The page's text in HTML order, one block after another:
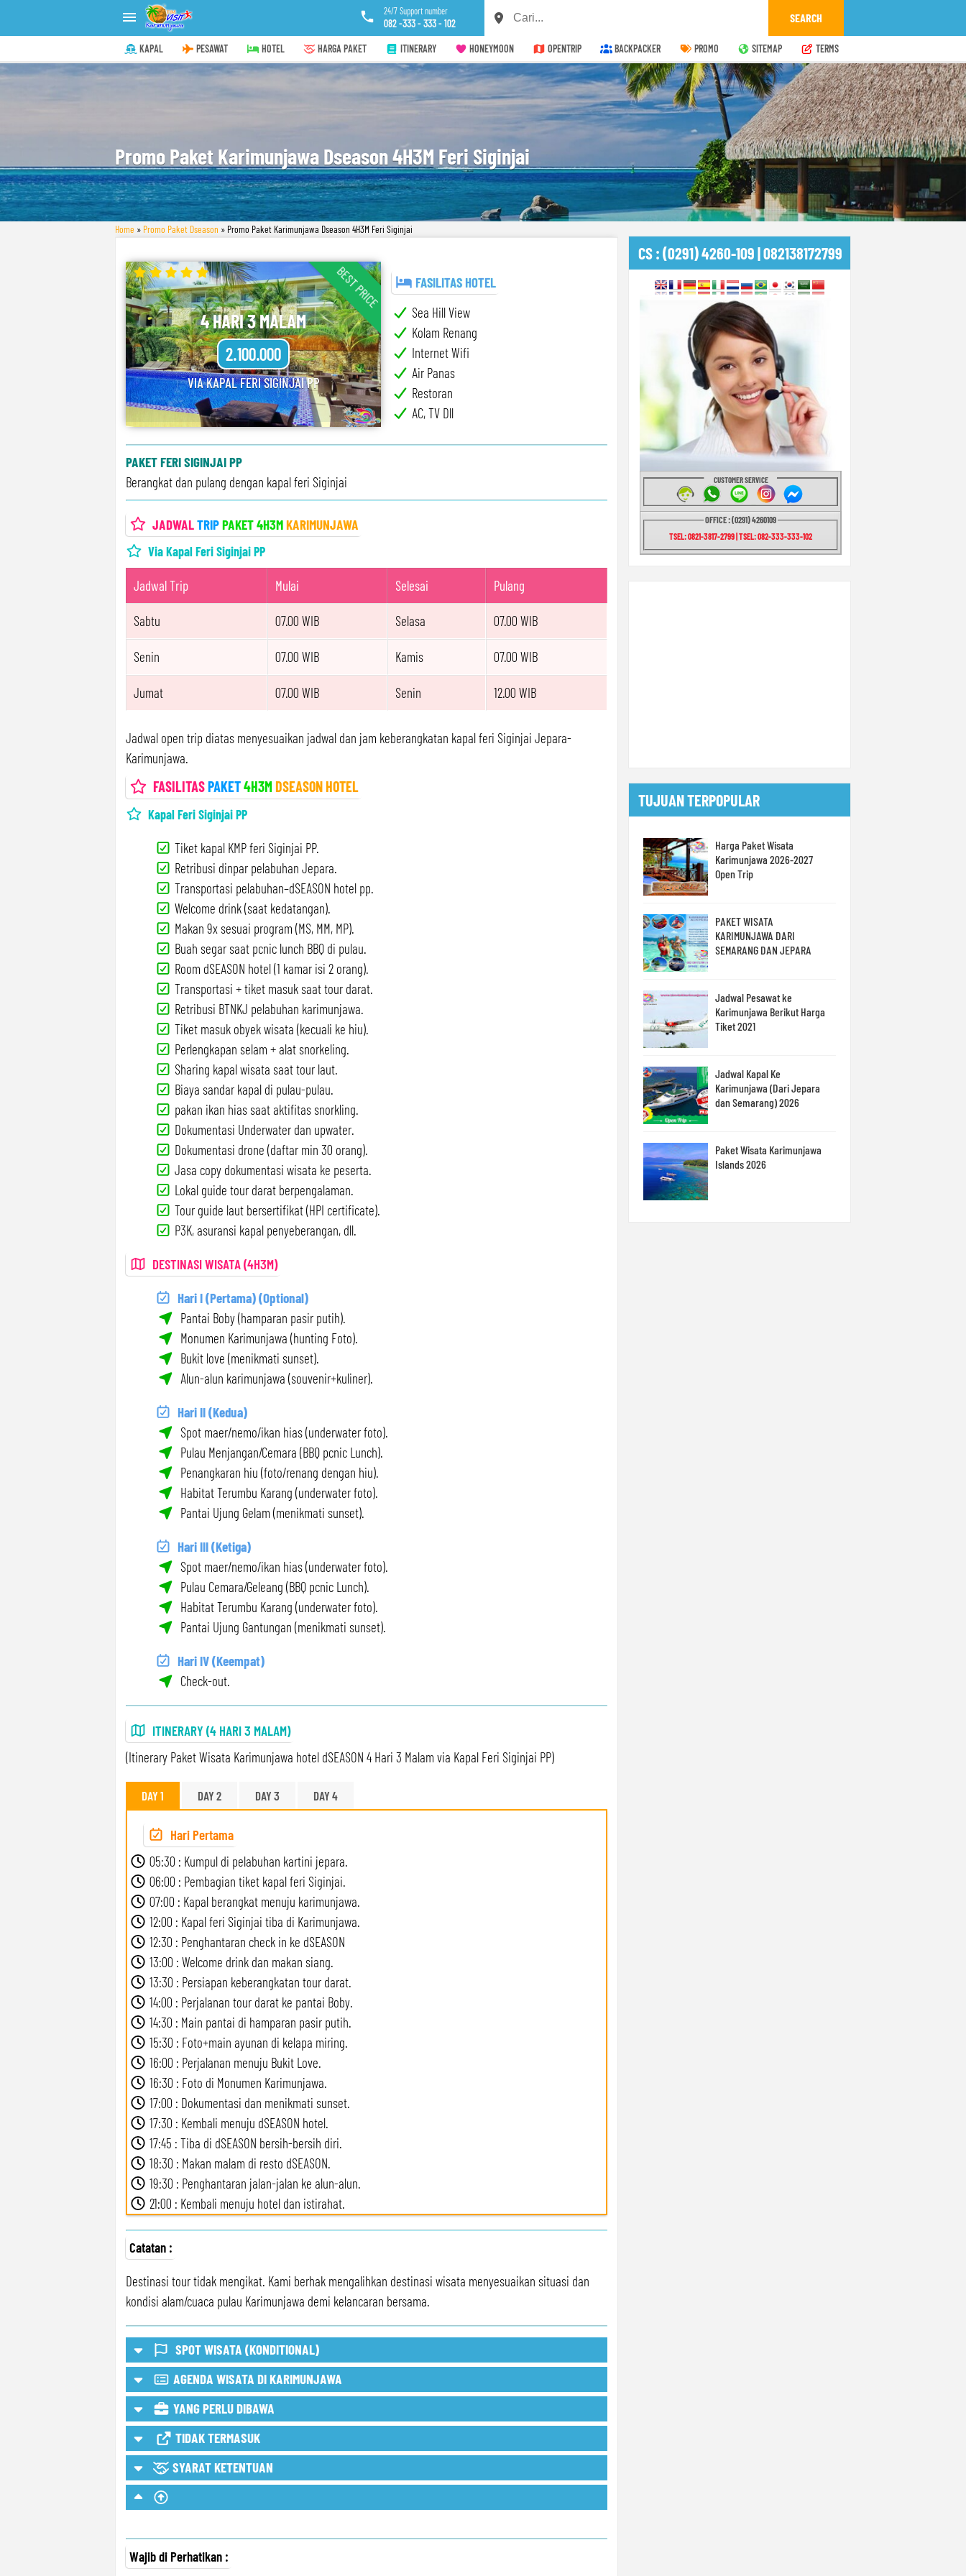
 24/7 Support number
082 -333 - 333 - 102
KAPAL PESAWAT HOTEL HARGA PAKET ITINERARY HONEYMOON OPENTRIP BACKPACKER PROMO SITEMAP TERMS
Promo Paket Karimunjawa Dseason 4H3M Feri Siginjai
Home » Promo Paket Dseason » Promo Paket Karimunjawa Dseason 4H3M Feri Siginjai
BEST PRICE
4 HARI 3 MALAM
2.100.000
VIA KAPAL FERI SIGINJAI PP
FASILITAS HOTEL
Sea Hill View
Kolam Renang
Internet Wifi
Air Panas
Restoran
AC, TV Dll
PAKET FERI SIGINJAI PP
Berangkat dan pulang dengan kapal feri Siginjai
JADWALTRIPPAKET 4H3MKARIMUNJAWA
Via Kapal Feri Siginjai PP
Jadwal Trip Mulai Selesai Pulang
Sabtu 07.00 WIB Selasa 07.00 WIB
Senin 07.00 WIB Kamis 07.00 WIB
Jumat 07.00 WIB Senin 12.00 WIB
Jadwal open trip diatas menyesuaikan jadwal dan jam keberangkatan kapal feri Siginjai Jepara-
Karimunjawa.
FASILITASPAKET4H3MDSEASON HOTEL
Kapal Feri Siginjai PP
Tiket kapal KMP feri Siginjai PP.
Retribusi dinpar pelabuhan Jepara.
Transportasi pelabuhan–dSEASON hotel pp.
Welcome drink (saat kedatangan).
Makan 9x sesuai program (MS, MM, MP).
Buah segar saat pcnic lunch BBQ di pulau.
Room dSEASON hotel (1 kamar isi 2 orang).
Transportasi + tiket masuk saat tour darat.
Retribusi BTNKJ pelabuhan karimunjawa.
Tiket masuk obyek wisata (kecuali ke hiu).
Perlengkapan selam + alat snorkeling.
Sharing kapal wisata saat tour laut.
Biaya sandar kapal di pulau-pulau.
pakan ikan hias saat aktifitas snorkling.
Dokumentasi Underwater dan upwater.
Dokumentasi drone (daftar min 30 orang).
Jasa copy dokumentasi wisata ke peserta.
Lokal guide tour darat berpengalaman.
Tour guide laut bersertifikat (HPI certificate).
P3K, asuransi kapal penyeberangan, dll.
DESTINASI WISATA (4H3M)
Hari I (Pertama) (Optional)
Pantai Boby (hamparan pasir putih).
Monumen Karimunjawa (hunting Foto).
Bukit love (menikmati sunset).
Alun-alun karimunjawa (souvenir+kuliner).
Hari II (Kedua)
Spot maer/nemo/ikan hias (underwater foto).
Pulau Menjangan/Cemara (BBQ pcnic Lunch).
Penangkaran hiu (foto/renang dengan hiu).
Habitat Terumbu Karang (underwater foto).
Pantai Ujung Gelam (menikmati sunset).
Hari III (Ketiga)
Spot maer/nemo/ikan hias (underwater foto).
Pulau Cemara/Geleang (BBQ pcnic Lunch).
Habitat Terumbu Karang (underwater foto).
Pantai Ujung Gantungan (menikmati sunset).
Hari IV (Keempat)
Check-out.
ITINERARY (4 HARI 3 MALAM)
(Itinerary Paket Wisata Karimunjawa hotel dSEASON 4 Hari 3 Malam via Kapal Feri Siginjai PP)
DAY 1 DAY 2 DAY 3 DAY 4
Hari Pertama
05:30 : Kumpul di pelabuhan kartini jepara.
06:00 : Pembagian tiket kapal feri Siginjai.
07:00 : Kapal berangkat menuju karimunjawa.
12:00 : Kapal feri Siginjai tiba di Karimunjawa.
12:30 : Penghantaran check in ke dSEASON
13:00 : Welcome drink dan makan siang.
13:30 : Persiapan keberangkatan tour darat.
14:00 : Perjalanan tour darat ke pantai Boby.
14:30 : Main pantai di hamparan pasir putih.
15:30 : Foto+main ayunan di kelapa miring.
16:00 : Perjalanan menuju Bukit Love.
16:30 : Foto di Monumen Karimunjawa.
17:00 : Dokumentasi dan menikmati sunset.
17:30 : Kembali menuju dSEASON hotel.
17:45 : Tiba di dSEASON bersih-bersih diri.
18:30 : Makan malam di resto dSEASON.
19:30 : Penghantaran jalan-jalan ke alun-alun.
21:00 : Kembali menuju hotel dan istirahat.
Catatan :
Destinasi tour tidak mengikat. Kami berhak mengalihkan destinasi wisata menyesuaikan situasi dan
kondisi alam/cuaca pulau Karimunjawa demi kelancaran bersama.
SPOT WISATA (KONDITIONAL)
Spot Wisata Bisa Konditional/Optional
AGENDA WISATA DI KARIMUNJAWA
YANG PERLU DIBAWA
TIDAK TERMASUK
SYARAT KETENTUAN
Wajib di Perhatikan :
CS : (0291) 4260-109 | 082138172799
CUSTOMER SERVICE
OFFICE : (0291) 4260109
TSEL: 0821-3817-2799 | TSEL: 082-333-333-102
TUJUAN TERPOPULAR
Harga Paket Wisata
Karimunjawa 2026-2027
Open Trip
PAKET WISATA
KARIMUNJAWA DARI
SEMARANG DAN JEPARA
Jadwal Pesawat ke
Karimunjawa Berikut Harga
Tiket 2021
Jadwal Kapal Ke
Karimunjawa (Dari Jepara
dan Semarang) 2026
Paket Wisata Karimunjawa
Islands 2026